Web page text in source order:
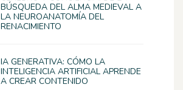
BÚSQUEDA DEL ALMA MEDIEVAL A
LA NEUROANATOMÍA DEL
RENACIMIENTO
IA GENERATIVA: CÓMO LA
INTELIGENCIA ARTIFICIAL APRENDE
A CREAR CONTENIDO